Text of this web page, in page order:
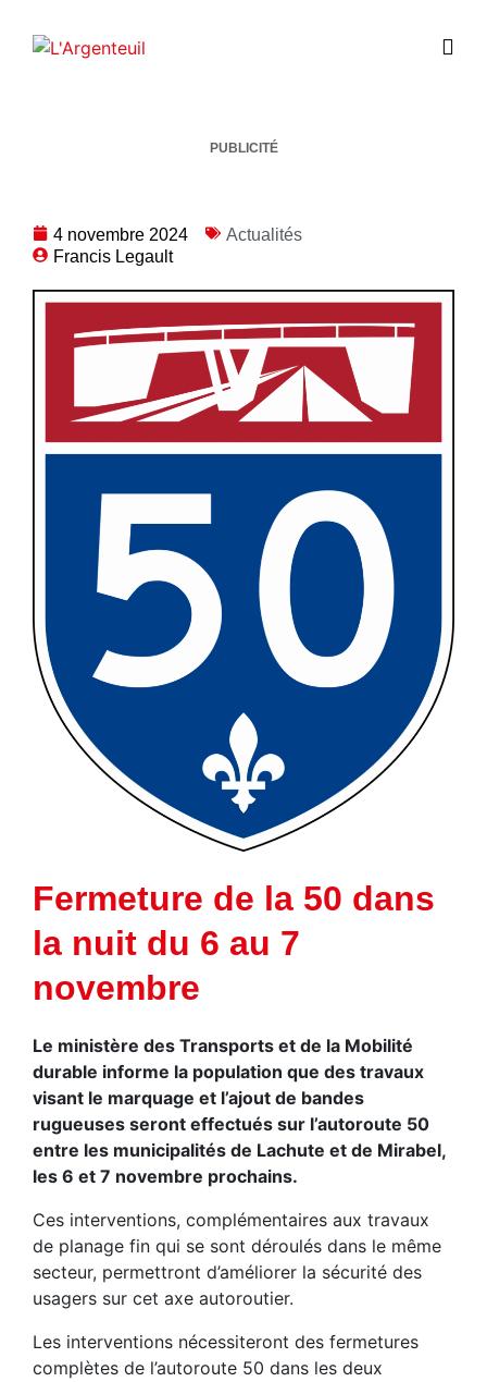
PUBLICITÉ
4 novembre 2024
Actualités
Francis Legault
Fermeture de la 50 dans
la nuit du 6 au 7
novembre
Le ministère des Transports et de la Mobilité
durable informe la population que des travaux
visant le marquage et l’ajout de bandes
rugueuses seront effectués sur l’autoroute 50
entre les municipalités de Lachute et de Mirabel,
les 6 et 7 novembre prochains.
Ces interventions, complémentaires aux travaux
de planage fin qui se sont déroulés dans le même
secteur, permettront d’améliorer la sécurité des
usagers sur cet axe autoroutier.
Les interventions nécessiteront des fermetures
complètes de l’autoroute 50 dans les deux